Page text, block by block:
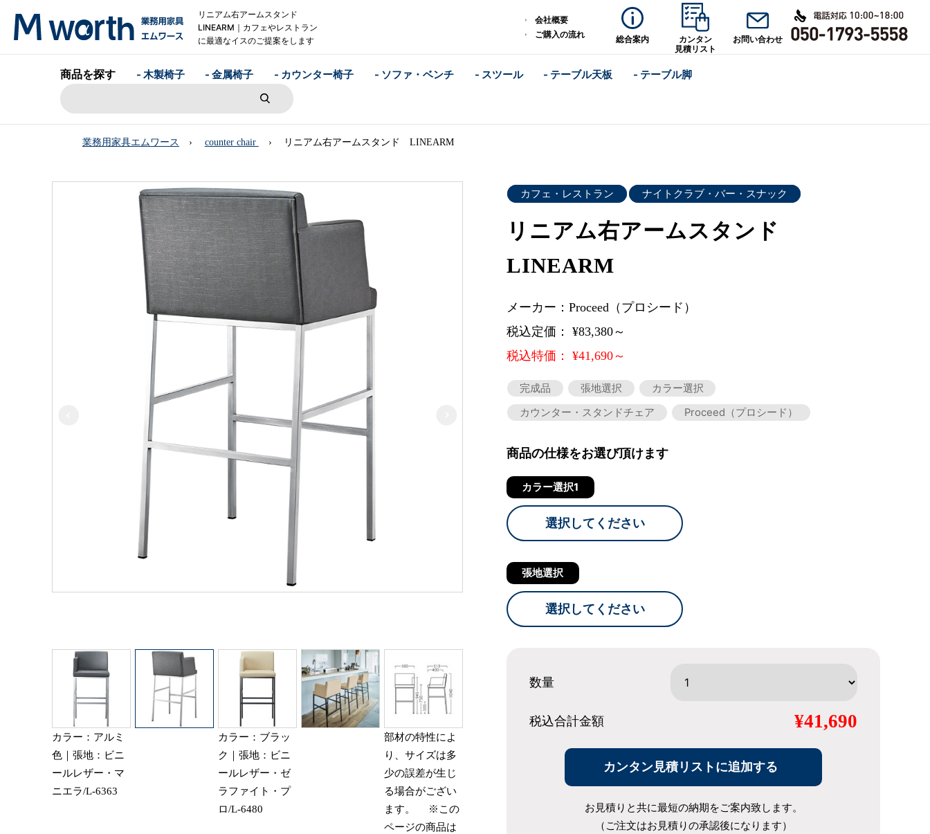
リニアム右アームスタンド
LINEARM｜カフェやレストラン
に最適なイスのご提案をします
会社概要
ご購入の流れ
総合案内
カンタン
見積リスト
お問い合わせ
商品を探す - 木製椅子 - 金属椅子 - カウンター椅子 - ソファ・ベンチ - スツール - テーブル天板 - テーブル脚
業務用家具エムワース counter chair リニアム右アームスタンド LINEARM
カラー：アルミ
色｜張地：ビニ
ールレザー・マ
ニエラ/L-6363
カラー：ブラッ
ク｜張地：ビニ
ールレザー・ゼ
ラファイト・プ
ロ/L-6480
部材の特性によ
り、サイズは多
少の誤差が生じ
る場合がござい
ます。 ※この
ページの商品は
カフェ・レストラン ナイトクラブ・バー・スナック
リニアム右アームスタンド
LINEARM
メーカー：Proceed（プロシード）
税込定価： ¥83,380～
税込特価： ¥41,690～
完成品 張地選択
カラー選択
カウンター・スタンドチェア
Proceed（プロシード）
商品の仕様をお選び頂けます
カラー選択1
選択してください
張地選択
選択してください
数量
税込合計金額 ¥41,690
カンタン見積リストに追加する
お見積りと共に最短の納期をご案内致します。
（ご注文はお見積りの承認後になります）